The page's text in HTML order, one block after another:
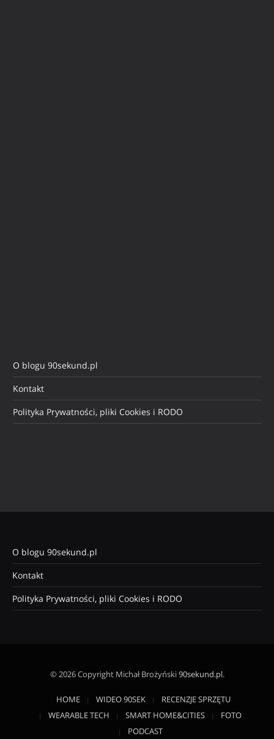
O blogu 90sekund.pl
Kontakt
Polityka Prywatności, pliki Cookies i RODO
O blogu 90sekund.pl
Kontakt
Polityka Prywatności, pliki Cookies i RODO
© 2026 Copyright Michał Brożyński90sekund.pl.
HOME WIDEO 90SEK
RECENZJE SPRZĘTU
WEARABLE TECH
SMART HOME&CITIES
FOTO
PODCAST